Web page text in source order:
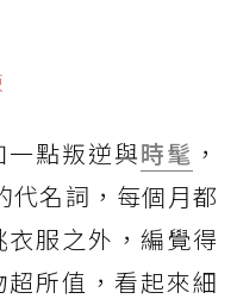
點叛逆與時髦 ，
代名詞，每個月都
服之外，編覺得
所值，看起來細